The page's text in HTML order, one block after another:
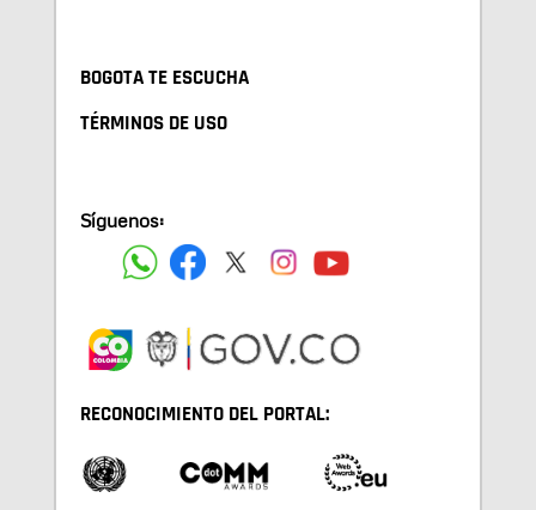
BOGOTA TE ESCUCHA
TÉRMINOS DE USO
Síguenos:
RECONOCIMIENTO DEL PORTAL: